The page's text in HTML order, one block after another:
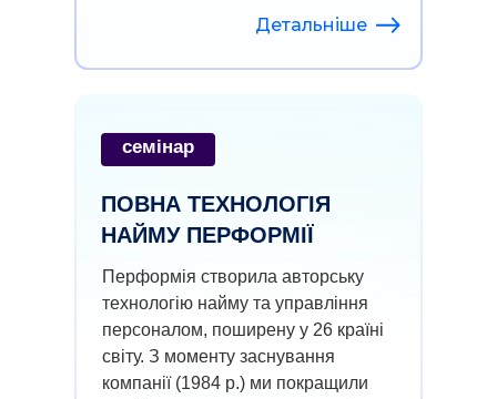
ПОВНА ТЕХНОЛОГІЯ
НАЙМУ ПЕРФОРМІЇ
Перформія створила авторську
технологію найму та управління
персоналом, поширену у 26 країні
світу. З моменту заснування
компанії (1984 р.) ми покращили
семінар
Детальніше